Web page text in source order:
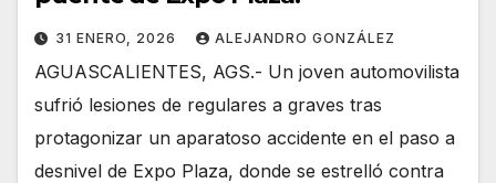
31 ENERO, 2026 ALEJANDRO GONZÁLEZ
AGUASCALIENTES, AGS.- Un joven automovilista
sufrió lesiones de regulares a graves tras
protagonizar un aparatoso accidente en el paso a
desnivel de Expo Plaza, donde se estrelló contra